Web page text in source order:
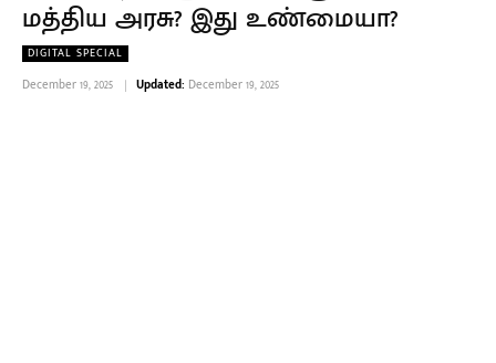
மத்திய அரசு? இது உண்மையா?
DIGITAL SPECIAL
December 19, 2025 Updated: December 19, 2025